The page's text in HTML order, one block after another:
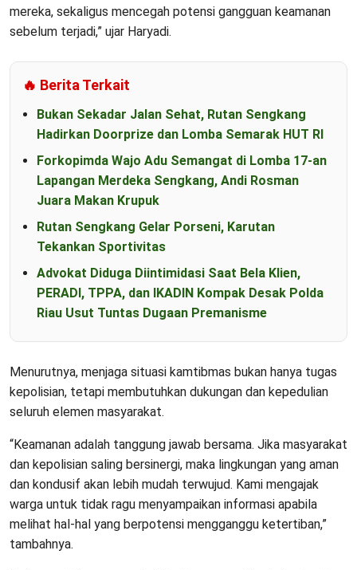
mereka, sekaligus mencegah potensi gangguan keamanan
sebelum terjadi,” ujar Haryadi.
🔥 Berita Terkait
Bukan Sekadar Jalan Sehat, Rutan Sengkang
Hadirkan Doorprize dan Lomba Semarak HUT RI
Forkopimda Wajo Adu Semangat di Lomba 17-an
Lapangan Merdeka Sengkang, Andi Rosman
Juara Makan Krupuk
Rutan Sengkang Gelar Porseni, Karutan
Tekankan Sportivitas
Advokat Diduga Diintimidasi Saat Bela Klien,
PERADI, TPPA, dan IKADIN Kompak Desak Polda
Riau Usut Tuntas Dugaan Premanisme
Menurutnya, menjaga situasi kamtibmas bukan hanya tugas
kepolisian, tetapi membutuhkan dukungan dan kepedulian
seluruh elemen masyarakat.
“Keamanan adalah tanggung jawab bersama. Jika masyarakat
dan kepolisian saling bersinergi, maka lingkungan yang aman
dan kondusif akan lebih mudah terwujud. Kami mengajak
warga untuk tidak ragu menyampaikan informasi apabila
melihat hal-hal yang berpotensi mengganggu ketertiban,”
tambahnya.